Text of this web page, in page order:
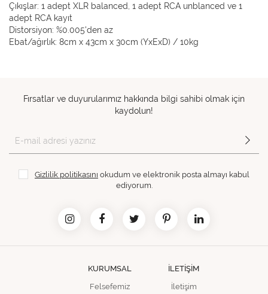
Çıkışlar: 1 adept XLR balanced, 1 adept RCA unblanced ve 1
adept RCA kayıt
Distorsiyon: %0.005'den az
Ebat/ağırlık: 8cm x 43cm x 30cm (YxExD) / 10kg
Fırsatlar ve duyurularımız hakkında bilgi sahibi olmak için
kaydolun!
Gizlilik politikasını okudum ve elektronik posta almayı kabul
ediyorum.
KURUMSAL
Felsefemiz
İLETİŞİM
İletişim